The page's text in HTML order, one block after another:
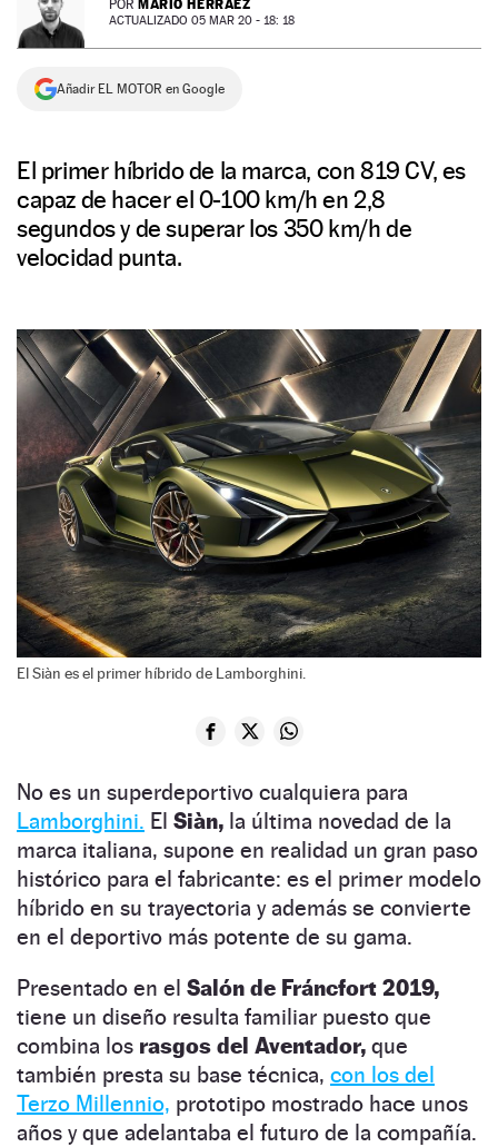
NEWSLETTER
SÍGUENOS
POR MARIO HERRÁEZ
ACTUALIZADO 05 MAR 20 - 18: 18
Añadir EL MOTOR en Google
El primer híbrido de la marca, con 819 CV, es
capaz de hacer el 0-100 km/h en 2,8
segundos y de superar los 350 km/h de
velocidad punta.
El Siàn es el primer híbrido de Lamborghini.
No es un superdeportivo cualquiera para
Lamborghini. El Siàn, la última novedad de la
marca italiana, supone en realidad un gran paso
histórico para el fabricante: es el primer modelo
híbrido en su trayectoria y además se convierte
en el deportivo más potente de su gama.
Presentado en el Salón de Fráncfort 2019,
tiene un diseño resulta familiar puesto que
combina los rasgos del Aventador, que
también presta su base técnica, con los del
Terzo Millennio, prototipo mostrado hace unos
años y que adelantaba el futuro de la compañía.